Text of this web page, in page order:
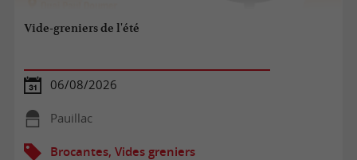
Vide-greniers de l'été
06/08/2026
Pauillac
Brocantes, Vides greniers